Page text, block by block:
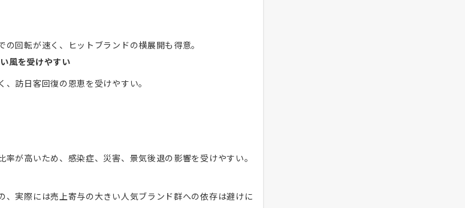
の回転が速く、ヒットブランドの横展開も得意。
風を受けやすい
訪日客回復の恩恵を受けやすい。
率が高いため、感染症、災害、景気後退の影響を受けやすい。
、実際には売上寄与の大きい人気ブランド群への依存は避けに